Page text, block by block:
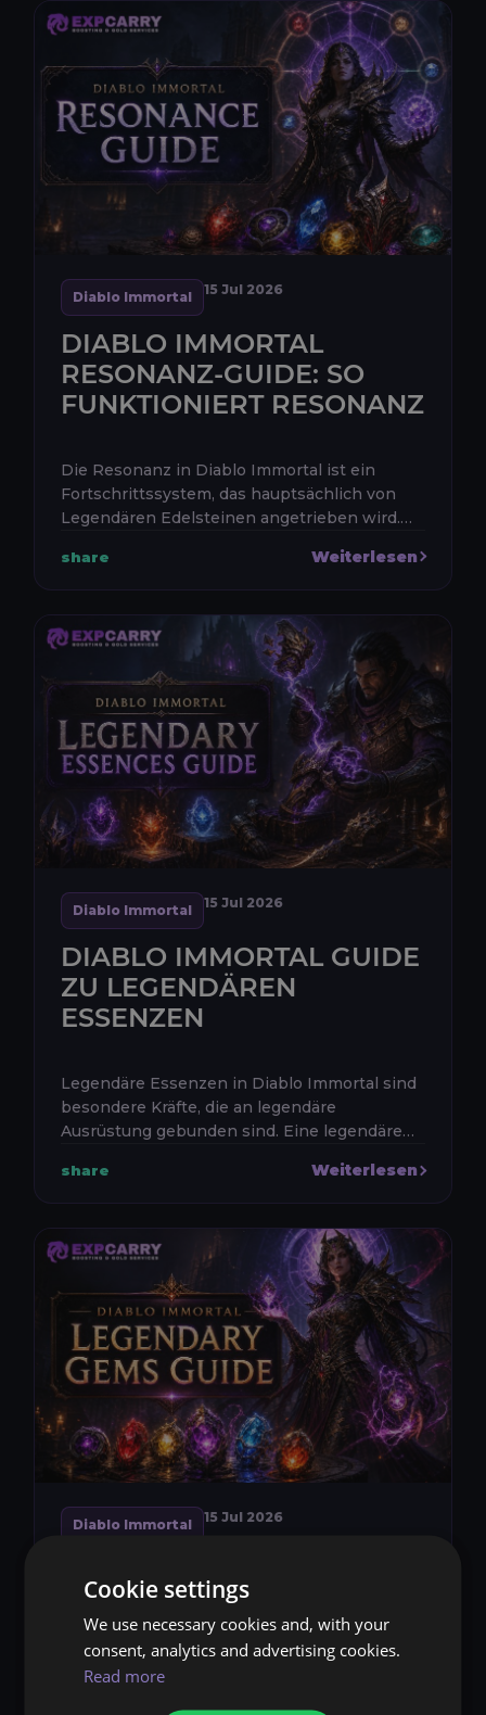
Diablo Immortal 15 Jul 2026
DIABLO IMMORTAL
RESONANZ-GUIDE: SO
FUNKTIONIERT RESONANZ
Die Resonanz in Diablo Immortal ist ein
Fortschrittssystem, das hauptsächlich von
Legendären Edelsteinen angetrieben wird.
deiner ausgerüsteten Ausrüstung, stei...
share Weiterlesen
Diablo Immortal 15 Jul 2026
DIABLO IMMORTAL GUIDE
ZU LEGENDÄREN
ESSENZEN
Legendäre Essenzen in Diablo Immortal sind
besondere Kräfte, die an legendäre
Ausrüstung gebunden sind. Eine legendäre
Verhalten einer Fähigkeit ändern, eine...
share Weiterlesen
Diablo Immortal 15 Jul 2026
ZU LEGENDÄREN
EDELSTEINEN
Cookie settings
We use necessary cookies and, with your
consent, analytics and advertising cookies.
Read more